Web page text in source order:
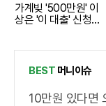
가계빚 '500만원' 이
상은 '이 대출' 신청해
BEST 머니이슈
10만원 있다면